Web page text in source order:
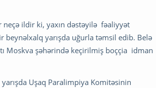
neçə ildir ki, yaxın dəstəyilə fəaliyyət
beynəlxalq yarışda uğurla təmsil edib. Belə
Moskva şəhərində keçirilmiş boççia idman
Uşaq Paralimpiya Komitəsinin